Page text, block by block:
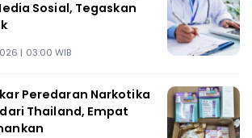
Sosial, Tegaskan
| 03:00 WIB
Peredaran Narkotika
Thailand, Empat